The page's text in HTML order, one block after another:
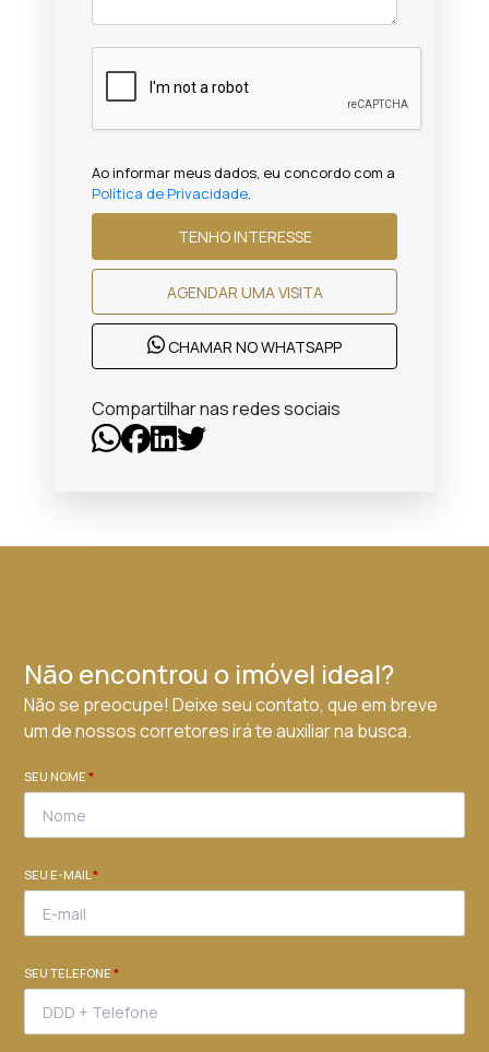
Ao informar meus dados, eu concordo com a
Política de Privacidade.
TENHO INTERESSE
AGENDAR UMA VISITA
CHAMAR NO WHATSAPP
Compartilhar nas redes sociais
Não encontrou o imóvel ideal?
Não se preocupe! Deixe seu contato, que em breve
um de nossos corretores irá te auxiliar na busca.
SEU NOME*
SEU E-MAIL*
SEU TELEFONE*